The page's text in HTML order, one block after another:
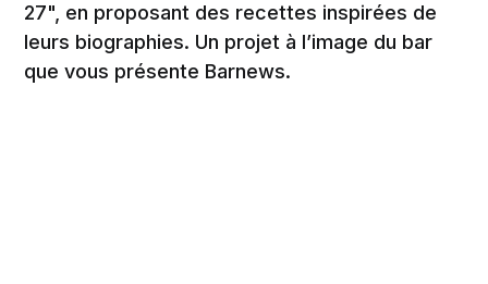
27", en proposant des recettes inspirées de
leurs biographies. Un projet à l’image du bar
que vous présente Barnews.